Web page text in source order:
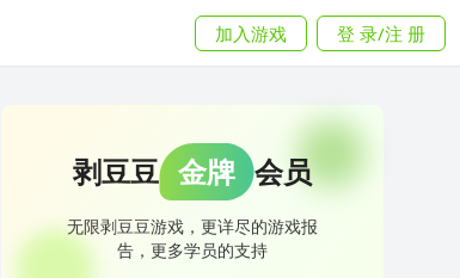
加入游戏 登 录/注 册
剥豆豆 金牌 会员
无限剥豆豆游戏，更详尽的游戏报
告，更多学员的支持